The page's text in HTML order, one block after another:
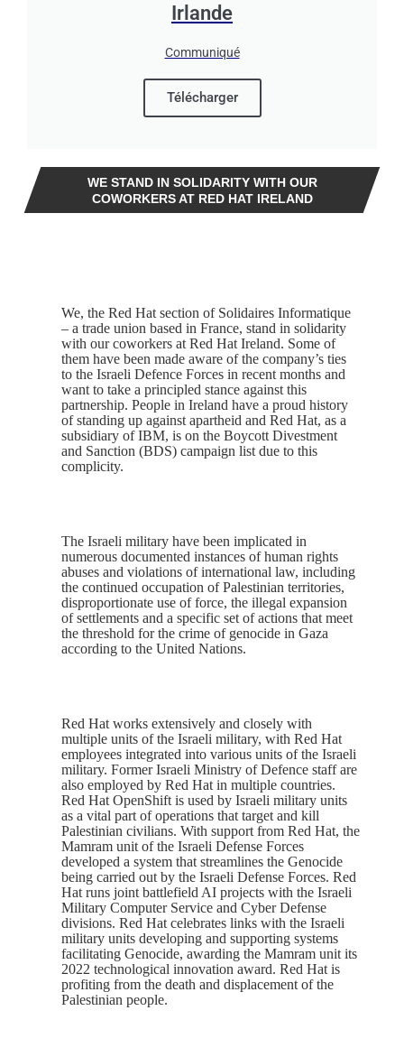
Irlande
Communiqué
Télécharger
WE STAND IN SOLIDARITY WITH OUR
COWORKERS AT RED HAT IRELAND
We, the Red Hat section of Solidaires Informatique
– a trade union based in France, stand in solidarity
with our coworkers at Red Hat Ireland. Some of
them have been made aware of the company’s ties
to the Israeli Defence Forces in recent months and
want to take a principled stance against this
partnership. People in Ireland have a proud history
of standing up against apartheid and Red Hat, as a
subsidiary of IBM, is on the Boycott Divestment
and Sanction (BDS) campaign list due to this
complicity.
The Israeli military have been implicated in
numerous documented instances of human rights
abuses and violations of international law, including
the continued occupation of Palestinian territories,
disproportionate use of force, the illegal expansion
of settlements and a specific set of actions that meet
the threshold for the crime of genocide in Gaza
according to the United Nations.
Red Hat works extensively and closely with
multiple units of the Israeli military, with Red Hat
employees integrated into various units of the Israeli
military. Former Israeli Ministry of Defence staff are
also employed by Red Hat in multiple countries.
Red Hat OpenShift is used by Israeli military units
as a vital part of operations that target and kill
Palestinian civilians. With support from Red Hat, the
Mamram unit of the Israeli Defense Forces
developed a system that streamlines the Genocide
being carried out by the Israeli Defense Forces. Red
Hat runs joint battlefield AI projects with the Israeli
Military Computer Service and Cyber Defense
divisions. Red Hat celebrates links with the Israeli
military units developing and supporting systems
facilitating Genocide, awarding the Mamram unit its
2022 technological innovation award. Red Hat is
profiting from the death and displacement of the
Palestinian people.